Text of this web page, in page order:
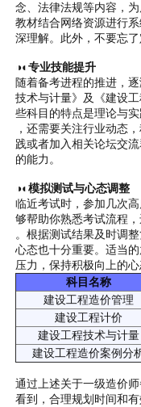
念、法律法规等内容，
教材结合网络资源进行
深理解。此外，不要忘
◑◐专业技能提升
随着备考进程的推进，
技术与计量》及《建设
些科目的特点是理论与
，还需要关注行业动态
践或者加入相关论坛交
的能力。
◑◐模拟测试与心态调整
临近考试时，参加几次
够帮助你熟悉考试流程
。根据测试结果及时调
心态也十分重要。适当
压力，保持积极向上的心
科目名称
建设工程造价管理
建设工程计价
建设工程技术与计量
建设工程造价案例分
通过上述关于一级造价
看到，合理规划时间和